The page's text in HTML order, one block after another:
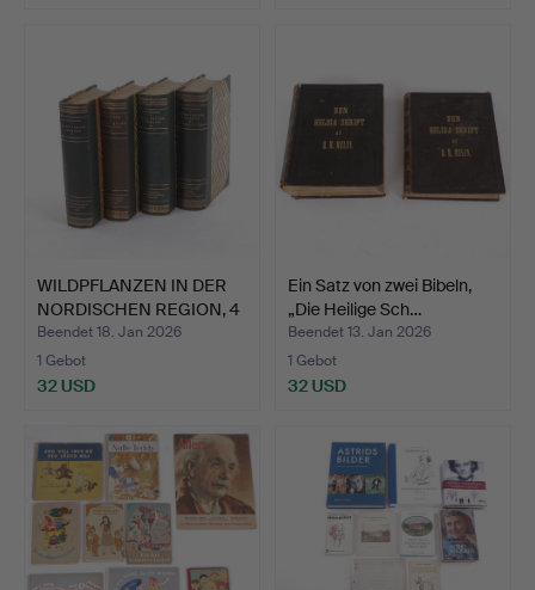
WILDPFLANZEN IN DER
NORDISCHEN REGION, 4
B…
Beendet 18. Jan 2026
1 Gebot
32 USD
Ein Satz von zwei Bibeln,
„Die Heilige Sch…
Beendet 13. Jan 2026
1 Gebot
32 USD